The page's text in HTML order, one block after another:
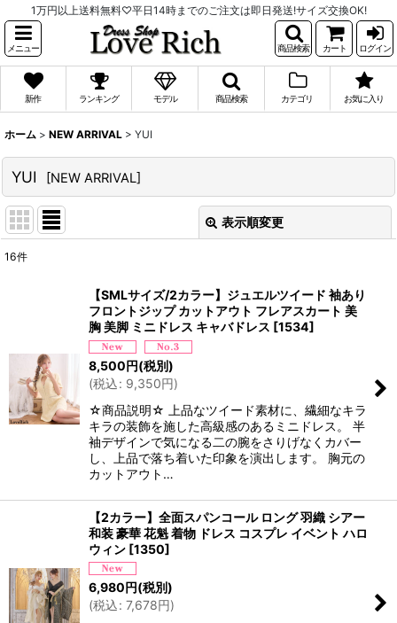
1万円以上送料無料♡平日14時までのご注文は即日発送!サイズ交換OK!
メニュー 商品検索 カート ログイン
新作 ランキング モデル 商品検索 カテゴリ お気に入り
ホーム > NEW ARRIVAL > YUI
YUI [NEW ARRIVAL]
表示順変更
16件
【SMLサイズ/2カラー】ジュエルツイード 袖あり
フロントジップ カットアウト フレアスカート 美
胸 美脚 ミニドレス キャバドレス [1534]
8,500円(税別)
(税込: 9,350円)
☆商品説明☆ 上品なツイード素材に、繊細なキラ
キラの装飾を施した高級感のあるミニドレス。 半
袖デザインで気になる二の腕をさりげなくカバー
し、上品で落ち着いた印象を演出します。 胸元の
カットアウト…
【2カラー】全面スパンコール ロング 羽織 シアー
和装 豪華 花魁 着物 ドレス コスプレ イベント ハロ
ウィン [1350]
6,980円(税別)
(税込: 7,678円)